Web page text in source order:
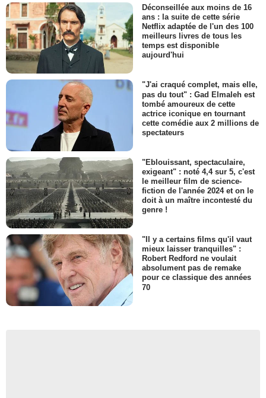
Déconseillée aux moins de 16
ans : la suite de cette série
Netflix adaptée de l'un des 100
meilleurs livres de tous les
temps est disponible
aujourd'hui
"J'ai craqué complet, mais elle,
pas du tout" : Gad Elmaleh est
tombé amoureux de cette
actrice iconique en tournant
cette comédie aux 2 millions de
spectateurs
"Eblouissant, spectaculaire,
exigeant" : noté 4,4 sur 5, c'est
le meilleur film de science-
fiction de l'année 2024 et on le
doit à un maître incontesté du
genre !
"Il y a certains films qu'il vaut
mieux laisser tranquilles" :
Robert Redford ne voulait
absolument pas de remake
pour ce classique des années
70